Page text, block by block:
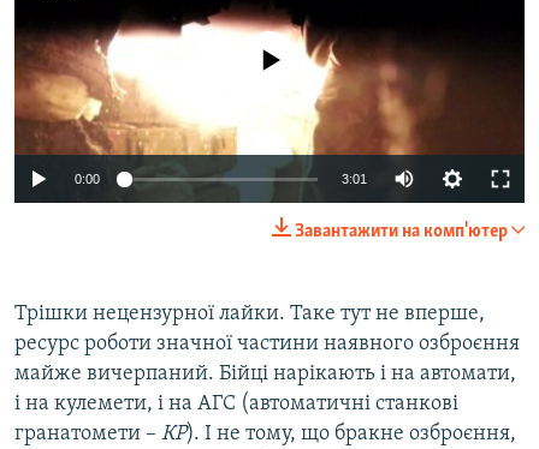
No media source currently available
0:00 3:01
Завантажити на комп'ютер
Трішки нецензурної лайки. Таке тут не вперше,
ресурс роботи значної частини наявного озброєння
майже вичерпаний. Бійці нарікають і на автомати,
і на кулемети, і на АГС (автоматичні станкові
гранатомети – КР). І не тому, що бракне озброєння,